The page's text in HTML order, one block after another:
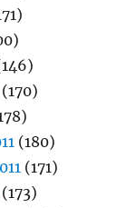
(170)
(180)
(171)
(173)